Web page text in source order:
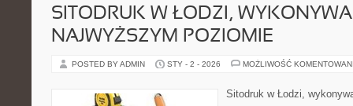
SITODRUK W ŁODZI,
NAJWYŻSZYM POZIOMIE
POSTED BY ADMIN STY - 2 - 2026 MOŻLIWOŚĆ
Sitodruk w Łodzi,